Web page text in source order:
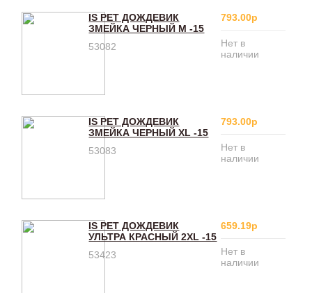
IS PET ДОЖДЕВИК
ЗМЕЙКА ЧЕРНЫЙ M -15
53082
793.00р
Нет в
наличии
IS PET ДОЖДЕВИК
ЗМЕЙКА ЧЕРНЫЙ XL -15
53083
793.00р
Нет в
наличии
IS PET ДОЖДЕВИК
УЛЬТРА КРАСНЫЙ 2XL -15
53423
659.19р
Нет в
наличии